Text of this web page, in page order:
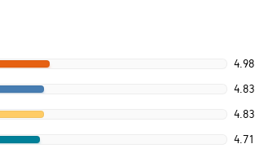
4.98
4.83
4.83
4.71